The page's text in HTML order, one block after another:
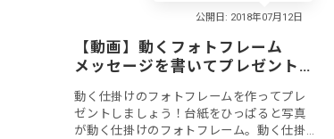
【動画】動くフォトフレーム
メッセージを書いてプレゼント
動く仕掛けのフォトフレームを作ってプレ
ゼントしましょう！台紙をひっぱると写真
が動く仕掛けのフォトフレーム。動く仕掛